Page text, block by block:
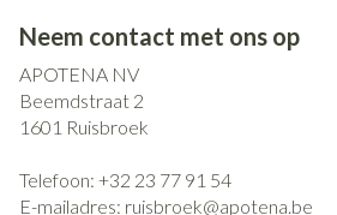
Neem contact met ons op
APOTENA NV
Beemdstraat 2
1601 Ruisbroek
Telefoon: +32 23 77 91 54
E-mailadres: ruisbroek@apotena.be